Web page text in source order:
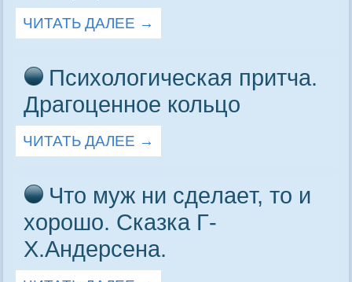
ЧИТАТЬ ДАЛЕЕ →
Психологическая притча.
Драгоценное кольцо
ЧИТАТЬ ДАЛЕЕ →
Чтo муж ни cдeлaeт, тo и
хoрoшo. Сказка Г-
Х.Андерсена.